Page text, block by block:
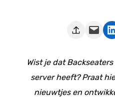
Deze pagina e-mailen Delen op LinkedIn
Wist je dat
server heeft? Praat
nieuwtjes en